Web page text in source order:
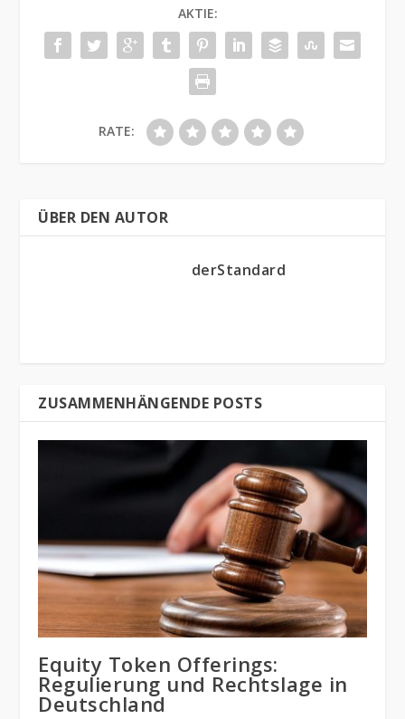
AKTIE:
RATE:
ÜBER DEN AUTOR
derStandard
ZUSAMMENHÄNGENDE POSTS
Equity Token Offerings:
Regulierung und Rechtslage in
Deutschland